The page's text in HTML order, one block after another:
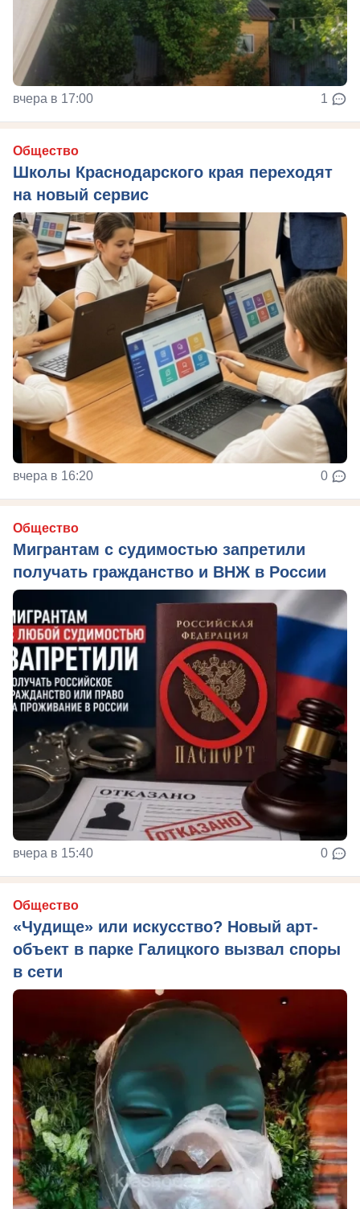
вчера в 17:00 1
Общество
Школы Краснодарского края переходят
на новый сервис
вчера в 16:20 0
Общество
Мигрантам с судимостью запретили
получать гражданство и ВНЖ в России
вчера в 15:40 0
Общество
«Чудище» или искусство? Новый арт-
объект в парке Галицкого вызвал споры
в сети